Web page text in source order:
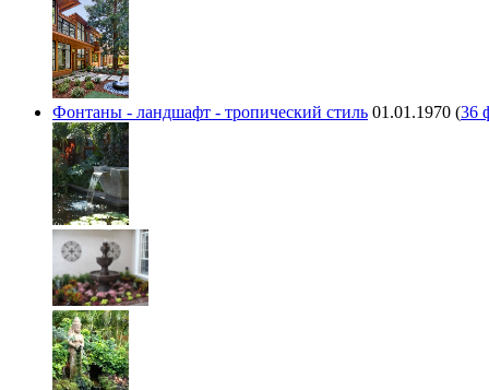
Фонтаны - ландшафт - тропический стиль 01.01.1970 (36